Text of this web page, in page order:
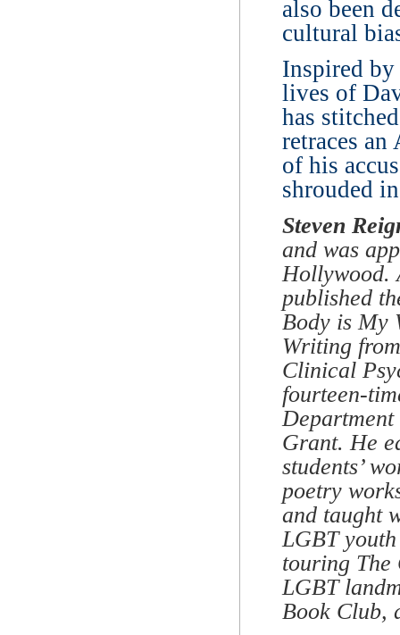
also been
cultural
Inspired
lives of
has
retraces
of his
shrouded
Steven
and was
Hollywood.
published
Body is My
Writing
Clinical
fourteen-
Grant. He
students’
poetry
and taught
LGBT
touring The
LGBT
Book Club,